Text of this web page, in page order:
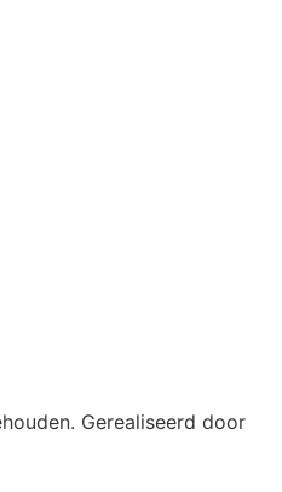
Gerealiseerd door